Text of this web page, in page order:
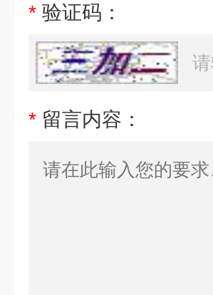
* 验证码：
* 留言内容：